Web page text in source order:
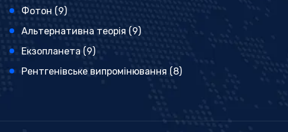
Фотон (9)
Альтернативна теорія (9)
Екзопланета (9)
Рентгенівське випромінювання (8)